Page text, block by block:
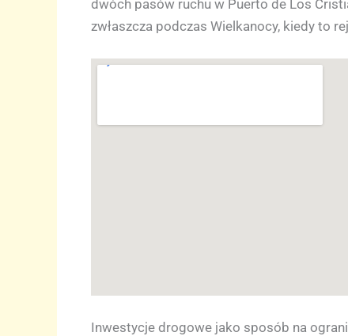
dwóch pasów ruchu w Puerto de Los
zwłaszcza podczas Wielkanocy, kiedy to
Inwestycje drogowe jako sposób na